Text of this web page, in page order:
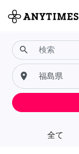
全て
search
place